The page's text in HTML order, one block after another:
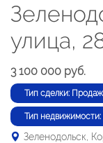
улица,
3 100 000 руб.
Тип сделки:
Тип
Зеленодольск,